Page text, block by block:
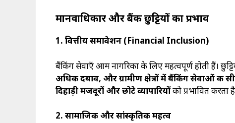
मानवाधिकार और बैंक छुट्टियों का प्रभाव
1. वित्तीय समावेशन (Financial Inclusion)
बैंकिंग सेवाएँ आम नागरिकों के लिए महत्वपूर्ण होती हैं।
अधिक दबाव, और ग्रामीण क्षेत्रों में बैंकिंग सेवाओं की
दिहाड़ी मजदूरों और छोटे व्यापारियोंको प्रभावित करता
2. सामाजिक और सांस्कृतिक महत्व